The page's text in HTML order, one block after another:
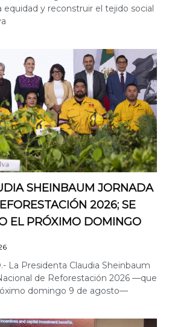
equidad y reconstruir el tejido social
SHEINBAUM JORNADA
2026; SE
EL PRÓXIMO DOMINGO
La Presidenta Claudia Sheinbaum
de Reforestación 2026 —que
domingo 9 de agosto—